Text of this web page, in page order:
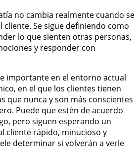
no cambia realmente cuando se
Se sigue definiendo como
lo que sienten otras personas,
y responder con
importante en el entorno actual
en el que los clientes tienen
que nunca y son más conscientes
Puede que estén de acuerdo
pero siguen esperando un
cliente rápido, minucioso y
determinar si volverán a verle